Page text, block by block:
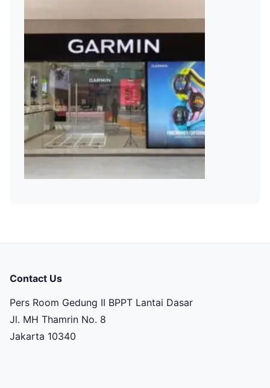
Contact Us
Pers Room Gedung II BPPT Lantai Dasar
Jl. MH Thamrin No. 8
Jakarta 10340